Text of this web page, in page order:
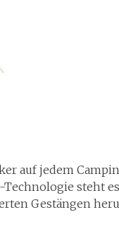
auf jedem
steht
Gestängen